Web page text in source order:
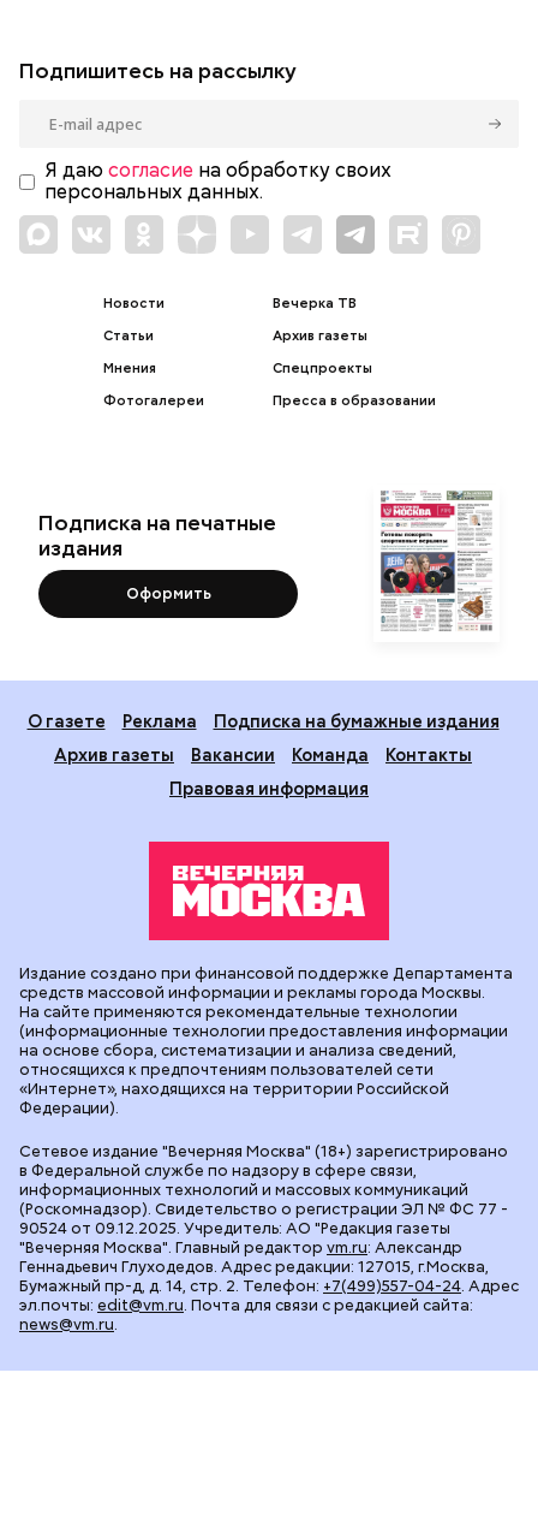
Подпишитесь на рассылку
Я даю согласие на обработку своих
персональных данных.
Новости
Статьи
Мнения
Фотогалереи
Вечерка ТВ
Архив газеты
Спецпроекты
Пресса в образовании
Подписка на печатные
издания
Оформить
О газете Реклама
Подписка на бумажные издания
Архив газеты
Вакансии Команда
Контакты
Правовая информация
Сетевое издание "Вечерняя Москва" (18+) зарегистрировано
в Федеральной службе по надзору в сфере связи,
информационных технологий и массовых коммуникаций
(Роскомнадзор). Свидетельство о регистрации ЭЛ № ФС 77 -
90524 от 09.12.2025. Учредитель: АО "Редакция газеты
"Вечерняя Москва". Главный редактор vm.ru: Александр
Геннадьевич Глуходедов. Адрес редакции: 127015, г.Москва,
Бумажный пр-д, д. 14, стр. 2. Телефон: +7(499)557-04-24. Адрес
эл.почты: edit@vm.ru. Почта для связи с редакцией сайта:
news@vm.ru.
Издание создано при финансовой поддержке Департамента
средств массовой информации и рекламы города Москвы.
На сайте применяются рекомендательные технологии
(информационные технологии предоставления информации
на основе сбора, систематизации и анализа сведений,
относящихся к предпочтениям пользователей сети
«Интернет», находящихся на территории Российской
Федерации).